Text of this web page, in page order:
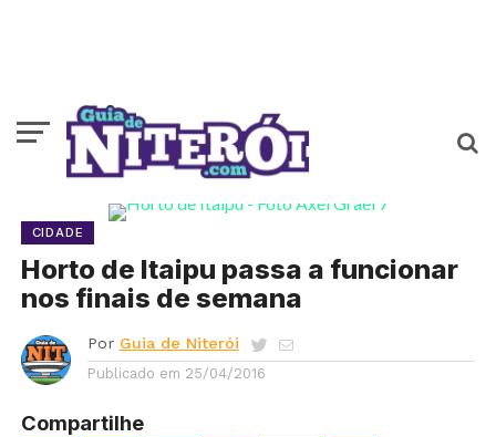
CIDADE
Horto de Itaipu passa a funcionar
nos finais de semana
Por Guia de Niterói
Publicado em 25/04/2016
Compartilhe